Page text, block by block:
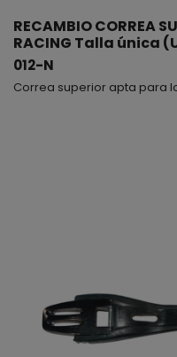
RECAMBIO CORREA
RACING Talla única
012-N
Correa superior apta para